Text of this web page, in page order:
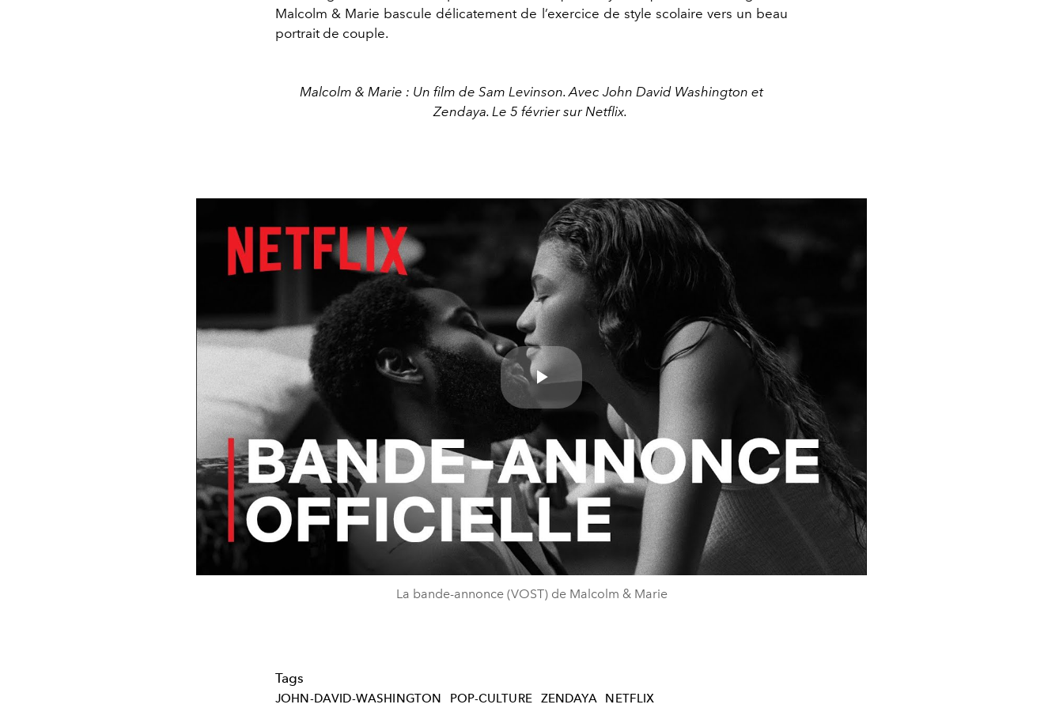
Malcolm & Marie bascule délicatement de l’exercice de style scolaire vers un beau
portrait de couple.
Malcolm & Marie : Un film de Sam Levinson. Avec John David Washington et
Zendaya. Le 5 février sur Netflix.
Play
Video
La bande-annonce (VOST) de Malcolm & Marie
Tags
JOHN-DAVID-WASHINGTON POP-CULTURE ZENDAYA NETFLIX